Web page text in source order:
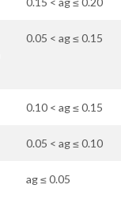
0.05 < ag ≤ 0.15
0.10 < ag ≤ 0.15
0.05 < ag ≤ 0.10
ag ≤ 0.05